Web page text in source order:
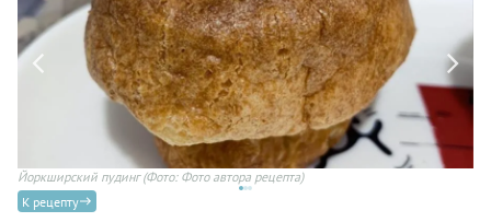
Йоркширский пудинг(Фото: Фото автора рецепта)
К рецепту